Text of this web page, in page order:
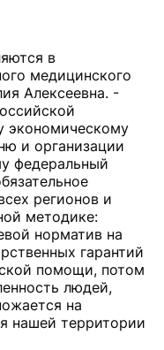
в
медицинского
Алексеевна. -
экономическому
и организации
федеральный
регионов и
методике:
норматив на
гарантий
помощи, потом
людей,
на
нашей территории